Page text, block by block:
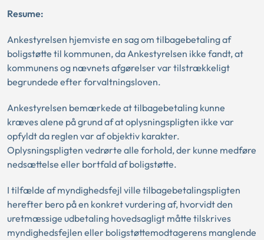
Resume:
Ankestyrelsen hjemviste en sag om tilbagebetaling af
boligstøtte til kommunen, da Ankestyrelsen ikke fandt, at
kommunens og nævnets afgørelser var tilstrækkeligt
begrundede efter forvaltningsloven.
Ankestyrelsen bemærkede at tilbagebetaling kunne
kræves alene på grund af at oplysningspligten ikke var
opfyldt da reglen var af objektiv karakter.
Oplysningspligten vedrørte alle forhold, der kunne medføre
nedsættelse eller bortfald af boligstøtte.
I tilfælde af myndighedsfejl ville tilbagebetalingspligten
herefter bero på en konkret vurdering af, hvorvidt den
uretmæssige udbetaling hovedsagligt måtte tilskrives
myndighedsfejlen eller boligstøttemodtagerens manglende